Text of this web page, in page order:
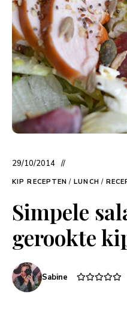
29/10/2014
KIP RECEPTEN / LUNCH /
Simpele
gerookte
Sabine